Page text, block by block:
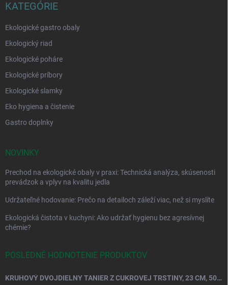
KATEGÓRIE
Ekologické gastro obaly
Ekologický riad
Ekologické poháre
Ekologické príbory
Ekologické slamky
Eko hygiena a čistenie
Gastro doplnky
NOVINKY
Prechod na ekologické obaly v praxi: Technická analýza, skúsenosti
prevádzok a vplyv na kvalitu jedla
Udržateľné hodovanie: Prečo na detailoch záleží viac, než si myslíte
Ekologická čistota v kuchyni: Ako udržať hygienu bez agresívnej
chémie?
POSLEDNÉ HODNOTENIE PRODUKTOV
KRUHOVÝ DVOJDIELNY TANIER Z CUKROVEJ TRSTINY, 23 CM, 50 KS.